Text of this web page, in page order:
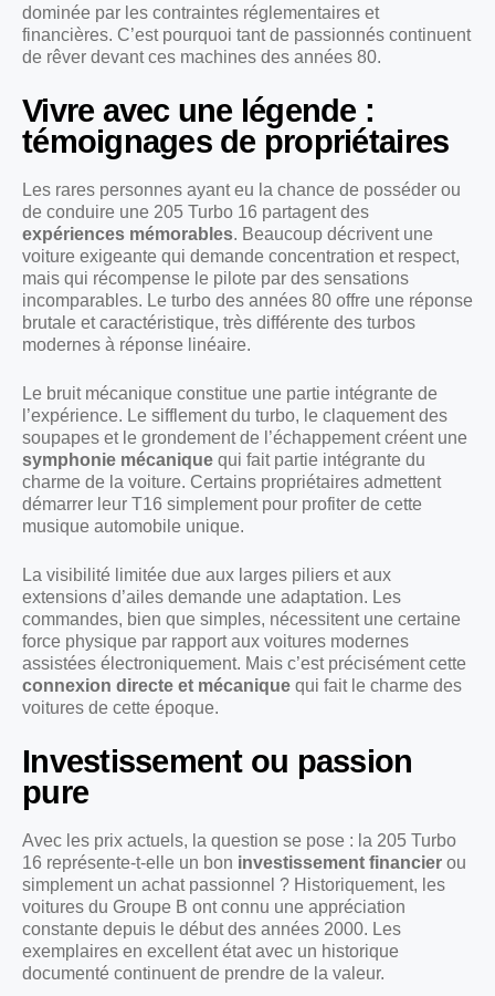
dominée par les contraintes réglementaires et
financières. C’est pourquoi tant de passionnés continuent
de rêver devant ces machines des années 80.
Vivre avec une légende :
témoignages de propriétaires
Les rares personnes ayant eu la chance de posséder ou
de conduire une 205 Turbo 16 partagent des
expériences mémorables. Beaucoup décrivent une
voiture exigeante qui demande concentration et respect,
mais qui récompense le pilote par des sensations
incomparables. Le turbo des années 80 offre une réponse
brutale et caractéristique, très différente des turbos
modernes à réponse linéaire.
Le bruit mécanique constitue une partie intégrante de
l’expérience. Le sifflement du turbo, le claquement des
soupapes et le grondement de l’échappement créent une
symphonie mécanique qui fait partie intégrante du
charme de la voiture. Certains propriétaires admettent
démarrer leur T16 simplement pour profiter de cette
musique automobile unique.
La visibilité limitée due aux larges piliers et aux
extensions d’ailes demande une adaptation. Les
commandes, bien que simples, nécessitent une certaine
force physique par rapport aux voitures modernes
assistées électroniquement. Mais c’est précisément cette
connexion directe et mécanique qui fait le charme des
voitures de cette époque.
Investissement ou passion
pure
Avec les prix actuels, la question se pose : la 205 Turbo
16 représente-t-elle un bon investissement financier ou
simplement un achat passionnel ? Historiquement, les
voitures du Groupe B ont connu une appréciation
constante depuis le début des années 2000. Les
exemplaires en excellent état avec un historique
documenté continuent de prendre de la valeur.